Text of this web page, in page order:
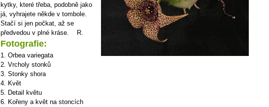
kytky, které třeba, podobně jako
já, vyhrajete někde v tombole.
Stačí si jen počkat, až se
předvedou v plné kráse.
R.
Fotografie:
1. Orbea variegata
2. Vrcholy stonků
3. Stonky shora
4. Květ
5. Detail květu
6. Kořeny a květ na stoncích